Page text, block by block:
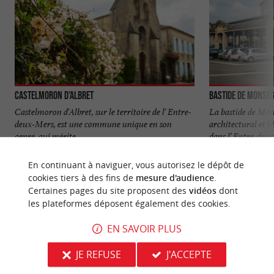
Castelmoron d'Albret
Castelmoron d'Albret, sur le territoire de l' Entre-
deux-Mers, est une commune unique en son
genre, qui mérite ...
2,2 km - Castelmoron-d'Albret
Bastide de
La bastide de
architectural et
dans l’ Entre-
5,9 km -
NOUS AVONS TESTÉPOUR VOUS
En continuant à naviguer, vous autorisez le dépôt de
cookies tiers à des fins de mesure d'audience.
Certaines pages du site proposent des vidéosdont
les plateformes déposent également des cookies.
EN SAVOIR PLUS
JE REFUSE
J'ACCEPTE